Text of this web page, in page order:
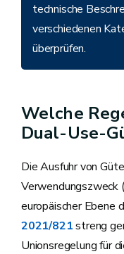
technische
verschiedenen
überprüfen.
Welche
Dual-Use-
Die Ausfuhr von
Verwendungszweck
europäischer Ebene
2021/821streng
Unionsregelung für